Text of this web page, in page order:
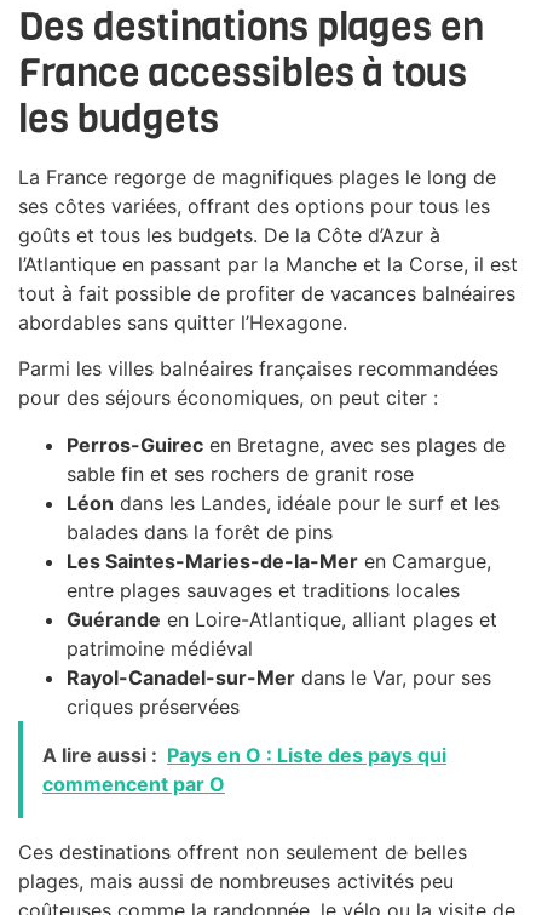
Des destinations plages en
France accessibles à tous
les budgets
La France regorge de magnifiques plages le long de
ses côtes variées, offrant des options pour tous les
goûts et tous les budgets. De la Côte d’Azur à
l’Atlantique en passant par la Manche et la Corse, il est
tout à fait possible de profiter de vacances balnéaires
abordables sans quitter l’Hexagone.
Parmi les villes balnéaires françaises recommandées
pour des séjours économiques, on peut citer :
Perros-Guirec en Bretagne, avec ses plages de
sable fin et ses rochers de granit rose
Léon dans les Landes, idéale pour le surf et les
balades dans la forêt de pins
Les Saintes-Maries-de-la-Mer en Camargue,
entre plages sauvages et traditions locales
Guérande en Loire-Atlantique, alliant plages et
patrimoine médiéval
Rayol-Canadel-sur-Mer dans le Var, pour ses
criques préservées
A lire aussi : Pays en O : Liste des pays qui
commencent par O
Ces destinations offrent non seulement de belles
plages, mais aussi de nombreuses activités peu
coûteuses comme la randonnée, le vélo ou la visite de